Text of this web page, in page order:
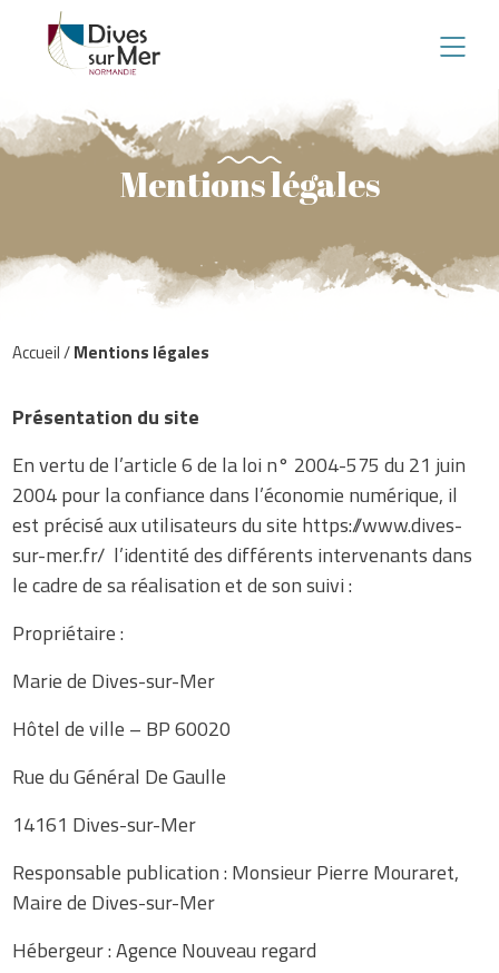
Mentions légales
Accueil/Mentions légales
Présentation du site
En vertu de l’article 6 de la loi n° 2004-575 du 21 juin
2004 pour la confiance dans l’économie numérique, il
est précisé aux utilisateurs du site https://www.dives-
sur-mer.fr/ l’identité des différents intervenants dans
le cadre de sa réalisation et de son suivi :
Propriétaire :
Marie de Dives-sur-Mer
Hôtel de ville – BP 60020
Rue du Général De Gaulle
14161 Dives-sur-Mer
Responsable publication : Monsieur Pierre Mouraret,
Maire de Dives-sur-Mer
Hébergeur : Agence Nouveau regard